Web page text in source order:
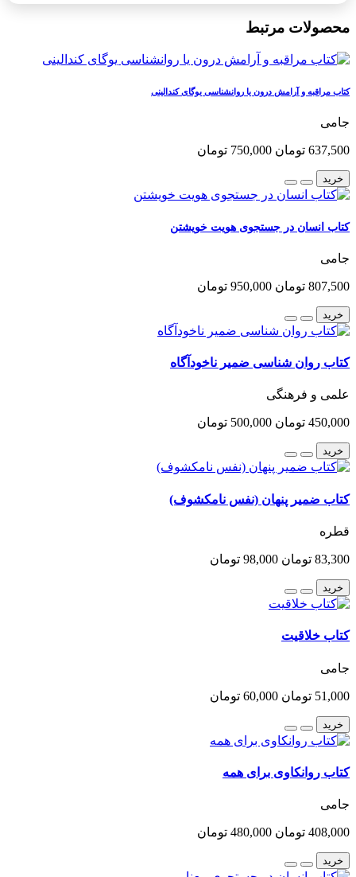
محصولات مرتبط
کتاب مراقبه و آرامش درون یا روانشناسی یوگای کندالینی
جامی
637,500 تومان 750,000 تومان
خرید
کتاب انسان در جستجوی هویت خویشتن
جامی
807,500 تومان 950,000 تومان
خرید
کتاب روان شناسی ضمیر ناخودآگاه
علمی و فرهنگی
450,000 تومان 500,000 تومان
خرید
کتاب ضمیر پنهان (نفس نامکشوف)
قطره
83,300 تومان 98,000 تومان
خرید
کتاب خلاقیت
جامی
51,000 تومان 60,000 تومان
خرید
کتاب روانکاوی برای همه
جامی
408,000 تومان 480,000 تومان
خرید